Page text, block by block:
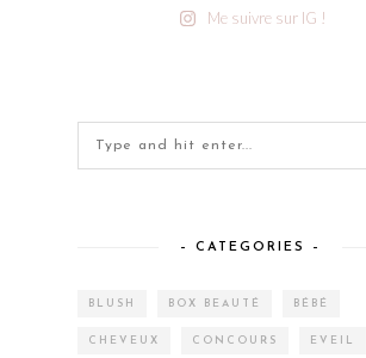
Me suivre sur IG !
– CATEGORIES –
BLUSH BOX BEAUTÉ BÉBÉ
CHEVEUX CONCOURS EVEIL